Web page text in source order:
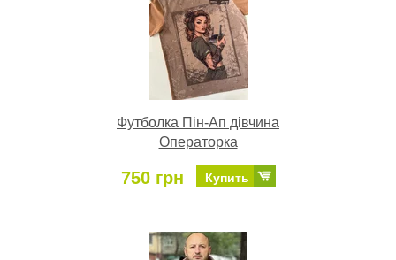
Футболка Пін-Ап дівчина
Операторка
750 грн Купить